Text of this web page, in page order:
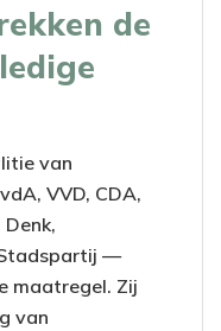
de
van
VVD, CDA,
Stadspartij —
maatregel. Zij
van